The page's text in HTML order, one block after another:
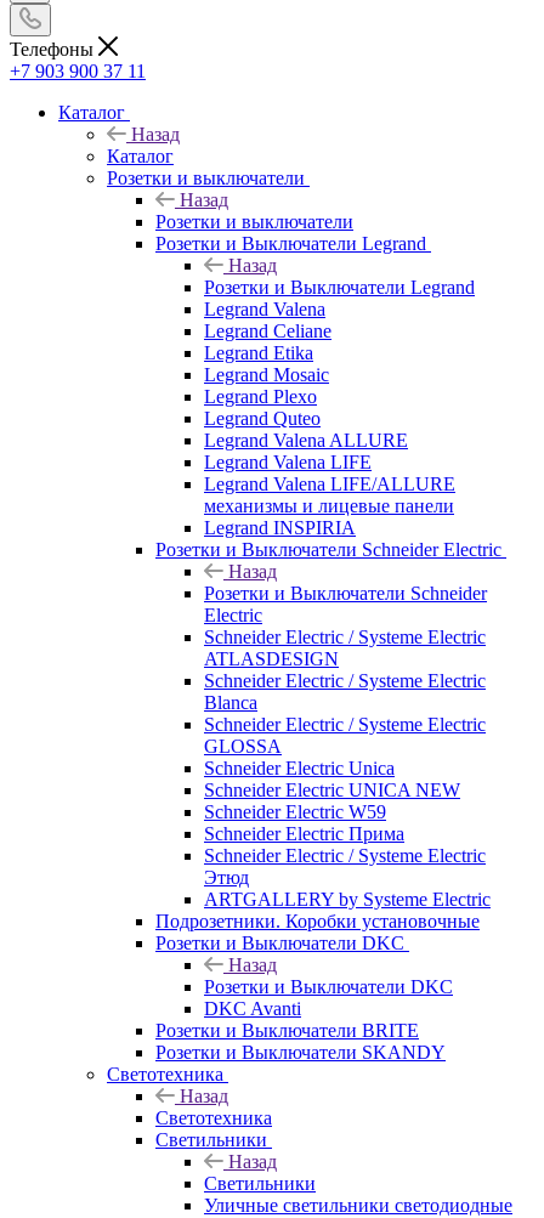
Телефоны
+7 903 900 37 11
Каталог
Назад
Каталог
Розетки и выключатели
Назад
Розетки и выключатели
Розетки и Выключатели Legrand
Назад
Розетки и Выключатели Legrand
Legrand Valena
Legrand Celiane
Legrand Etika
Legrand Mosaic
Legrand Plexo
Legrand Quteo
Legrand Valena ALLURE
Legrand Valena LIFE
Legrand Valena LIFE/ALLURE
механизмы и лицевые панели
Legrand INSPIRIA
Розетки и Выключатели Schneider Electric
Назад
Розетки и Выключатели Schneider
Electric
Schneider Electric / Systeme Electric
ATLASDESIGN
Schneider Electric / Systeme Electric
Blanca
Schneider Electric / Systeme Electric
GLOSSA
Schneider Electric Unica
Schneider Electric UNICA NEW
Schneider Electric W59
Schneider Electric Прима
Schneider Electric / Systeme Electric
Этюд
ARTGALLERY by Systeme Electric
Подрозетники. Коробки установочные
Розетки и Выключатели DKC
Назад
Розетки и Выключатели DKC
DKC Avanti
Розетки и Выключатели BRITE
Розетки и Выключатели SKANDY
Светотехника
Назад
Светотехника
Светильники
Назад
Светильники
Уличные светильники светодиодные